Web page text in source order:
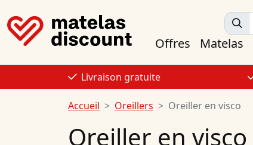
Offres Matelas
Livraison gratuite
Accueil Oreillers Oreiller en visco
Oreiller en visco